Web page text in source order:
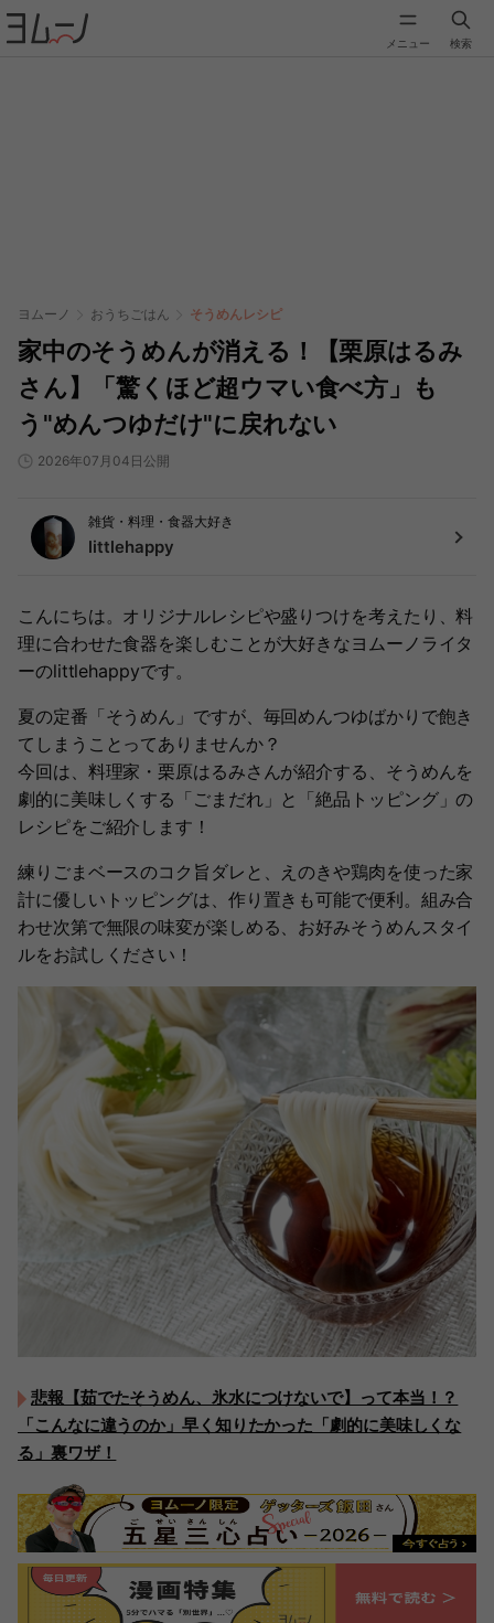
メニュー 検索
ヨムーノ おうちごはん そうめんレシピ
家中のそうめんが消える！【栗原はるみ
さん】「驚くほど超ウマい食べ方」も
う"めんつゆだけ"に戻れない
2026年07月04日公開
雑貨・料理・食器大好き
littlehappy
こんにちは。オリジナルレシピや盛りつけを考えたり、料
理に合わせた食器を楽しむことが大好きなヨムーノライタ
ーのlittlehappyです。
夏の定番「そうめん」ですが、毎回めんつゆばかりで飽き
てしまうことってありませんか？
今回は、料理家・栗原はるみさんが紹介する、そうめんを
劇的に美味しくする「ごまだれ」と「絶品トッピング」の
レシピをご紹介します！
練りごまベースのコク旨ダレと、えのきや鶏肉を使った家
計に優しいトッピングは、作り置きも可能で便利。組み合
わせ次第で無限の味変が楽しめる、お好みそうめんスタイ
ルをお試しください！
悲報【茹でたそうめん、氷水につけないで】って本当！？
「こんなに違うのか」早く知りたかった「劇的に美味しくな
る」裏ワザ！